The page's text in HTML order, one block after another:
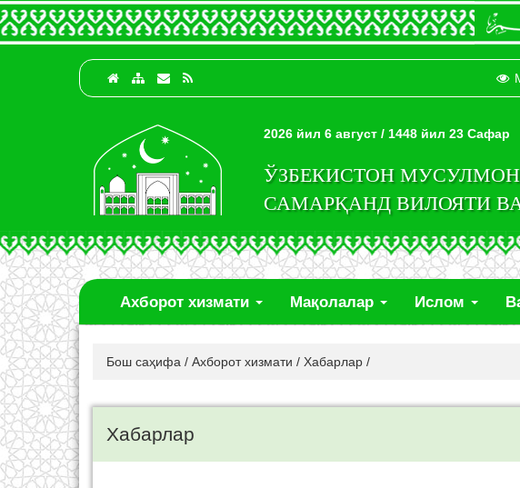
2026 йил 6 август / 1448 йил 23 Сафар
ЎЗБЕКИСТОН
САМАРҚАНД ВИЛОЯТИ
Ахборот хизмати Мақолалар Ислом
Бош саҳифа / Ахборот хизмати / Хабарлар /
Хабарлар